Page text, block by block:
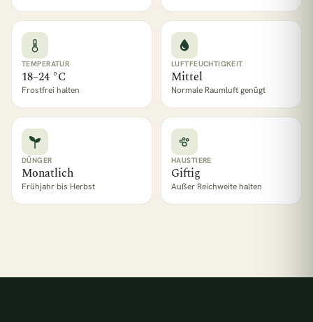
TEMPERATUR
18–24 °C
Frostfrei halten
LUFTFEUCHTIGKEIT
Mittel
Normale Raumluft genügt
DÜNGER
Monatlich
Frühjahr bis Herbst
HAUSTIERE
Giftig
Außer Reichweite halten